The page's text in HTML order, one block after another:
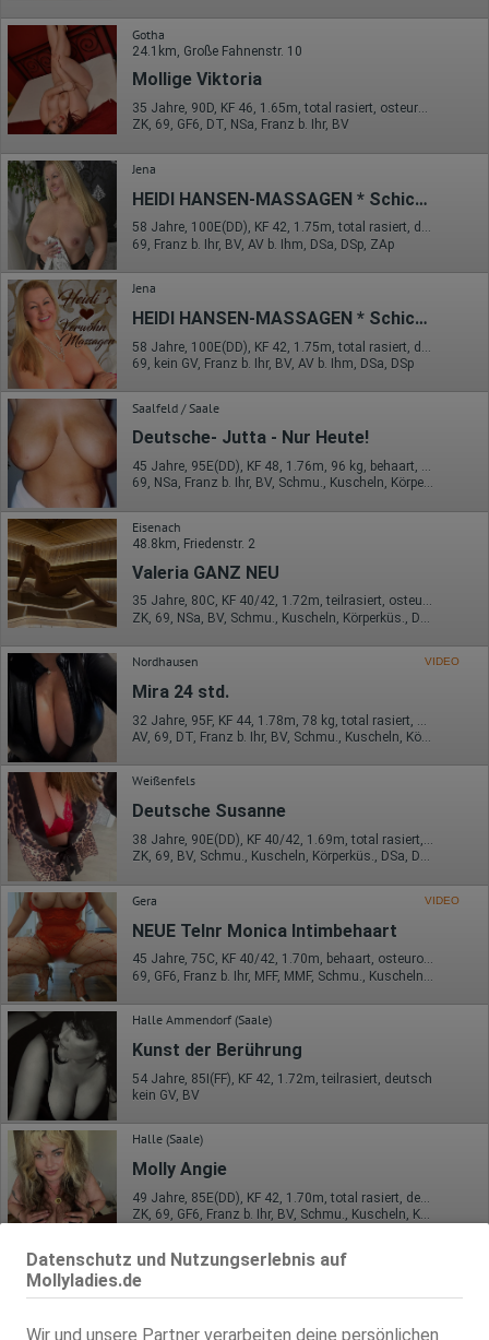
Datenschutz und Nutzungserlebnis auf
Mollyladies.de
Wir und unsere Partner verarbeiten deine persönlichen
Gotha
24.1km, Große Fahnenstr. 10
Mollige Viktoria
35 Jahre, 90D, KF 46, 1.65m, total rasiert, osteuropäisch
ZK, 69, GF6, DT, NSa, Franz b. Ihr, BV
Jena
HEIDI HANSEN-MASSAGEN * Schicke Blondine aus Norddeutschland
58 Jahre, 100E(DD), KF 42, 1.75m, total rasiert, deutsch
69, Franz b. Ihr, BV, AV b. Ihm, DSa, DSp, ZAp
Jena
HEIDI HANSEN-MASSAGEN * Schicke Blondine aus Norddeutschland
69, kein GV, Franz b. Ihr, BV, AV b. Ihm, DSa, DSp
Saalfeld / Saale
Deutsche- Jutta - Nur Heute!
45 Jahre, 95E(DD), KF 48, 1.76m, 96 kg, behaart, deutsch
69, NSa, Franz b. Ihr, BV, Schmu., Kuscheln, Körperküs., Mast.
Eisenach
48.8km, Friedenstr. 2
Valeria GANZ NEU
35 Jahre, 80C, KF 40/42, 1.72m, teilrasiert, osteuropäisch
Nordhausen VIDEO
Mira 24 std.
AV, 69, DT, Franz b. Ihr, BV, Schmu., Kuscheln, Körperküs.
Weißenfels
Deutsche Susanne
38 Jahre, 90E(DD), KF 40/42, 1.69m, total rasiert, deutsch
ZK, 69, BV, Schmu., Kuscheln, Körperküs., DSa, DSp
Gera VIDEO
NEUE Telnr Monica Intimbehaart
45 Jahre, 75C, KF 40/42, 1.70m, behaart, osteuropäisch
Halle Ammendorf (Saale)
Kunst der Berührung
54 Jahre, 85I(FF), KF 42, 1.72m, teilrasiert, deutsch
kein GV, BV
Halle (Saale)
Molly Angie
49 Jahre, 85E(DD), KF 42, 1.70m, total rasiert, deutsch
ZK, 69, GF6, Franz b. Ihr, BV, Schmu., Kuscheln, Körperküs.